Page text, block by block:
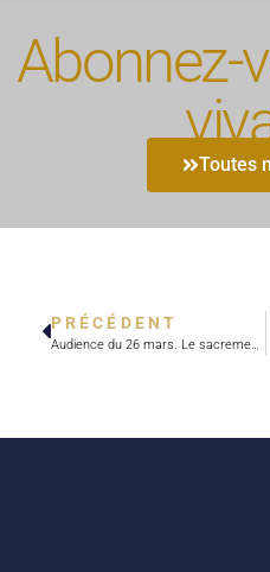
Abonnez-
Toutes
PRÉCÉDENT
Audience du 26 mars. Le sacrement de l’ordre